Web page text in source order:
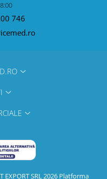
746
SRL 2026 Platforma